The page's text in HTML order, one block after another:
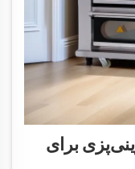
برای